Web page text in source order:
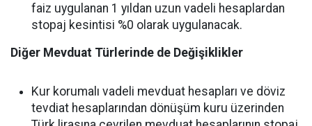
faiz uygulanan 1 yıldan uzun vadeli hesaplardan
stopaj kesintisi %0 olarak uygulanacak.
Diğer Mevduat Türlerinde de Değişiklikler
Kur korumalı vadeli mevduat hesapları ve döviz
tevdiat hesaplarından dönüşüm kuru üzerinden